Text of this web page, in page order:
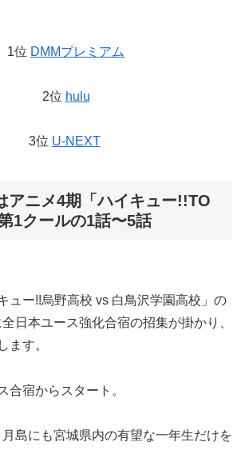
1位 DMMプレミアム
2位 hulu
3位 U-NEXT
アニメ4期「ハイキュー!!TO
1クールの1話〜5話
ュー!!烏野高校 vs 白鳥沢学園高校」の
日本ユース強化合宿の招集が掛かり、
ます。
合宿からスタート。
島にも宮城県内の有望な一年生だけを